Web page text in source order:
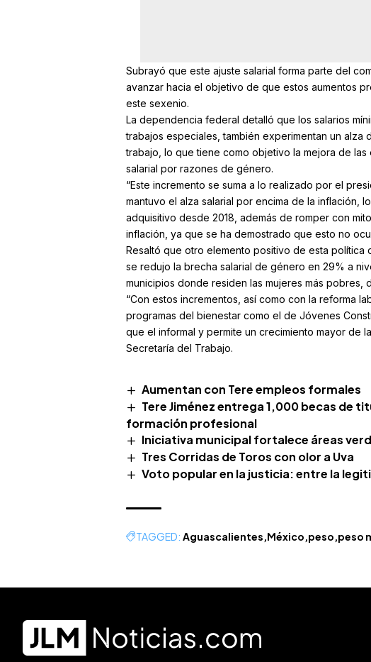
Subrayó que este ajuste salarial forma parte del
avanzar hacia el objetivo de que estos aumentos
este sexenio.
La dependencia federal detalló que los salarios
trabajos especiales, también experimentan un
trabajo, lo que tiene como objetivo la mejora de
salarial por razones de género.
“Este incremento se suma a lo realizado por el
mantuvo el alza salarial por encima de la inflación,
adquisitivo desde 2018, además de romper con
inflación, ya que se ha demostrado que esto no
Resaltó que otro elemento positivo de esta política
se redujo la brecha salarial de género en 29% a
municipios donde residen las mujeres más
“Con estos incrementos, así como con la reforma
programas del bienestar como el de Jóvenes
que el informal y permite un crecimiento mayor de
Secretaría del Trabajo.
Aumentan con Tere empleos formales
Tere Jiménez entrega 1,000 becas de
formación profesional
Iniciativa municipal fortalece áreas
Tres Corridas de Toros con olor a Uva
Voto popular en la justicia: entre la
TAGGED: Aguascalientes México peso peso